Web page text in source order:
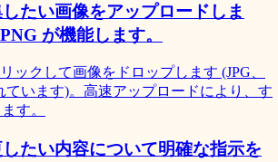
たい画像をアップロードしま
が機能します。
ックして画像をドロップします (JPG、
ています)。高速アップロードにより、す
す。
たい内容について明確な指示を